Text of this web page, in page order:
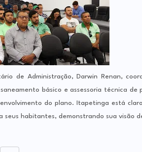
de Administração, Darwin Renan,
básico e assessoria técnica de
do plano. Itapetinga está
habitantes, demonstrando sua visão